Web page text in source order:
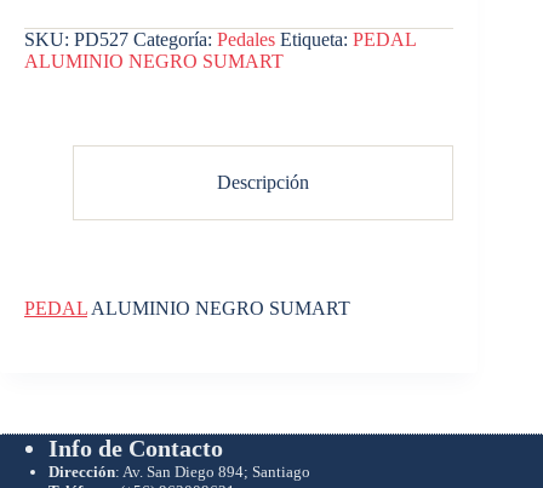
SKU: PD527 Categoría: Pedales Etiqueta: PEDAL
ALUMINIO NEGRO SUMART
Descripción
PEDAL ALUMINIO NEGRO SUMART
Info de Contacto
Dirección: Av. San Diego 894; Santiago